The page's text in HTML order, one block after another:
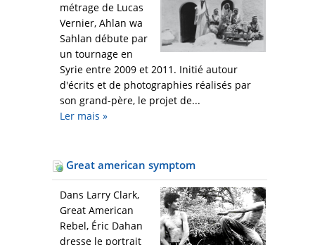
métrage de Lucas
Vernier, Ahlan wa
Sahlan débute par
un tournage en
Syrie entre 2009 et 2011. Initié autour
d'écrits et de photographies réalisés par
son grand-père, le projet de...
Ler mais »
Great american symptom
Dans Larry Clark,
Great American
Rebel, Éric Dahan
dresse le portrait